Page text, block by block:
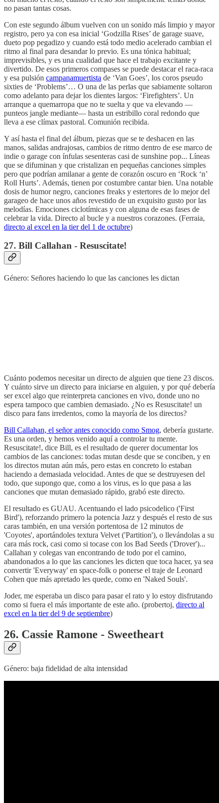
no pasan tantas cosas.
Con este segundo álbum vuelven con un sonido más limpio y mayor
registro, pero ya con esa inicial ‘Godzilla Rises’ de garage suave,
dueto pop pegadizo y cuando está todo medio acelerado cambian el
ritmo al final para desandar lo previo. Es una tónica habitual;
imprevisibles, y es una cualidad que hace el trabajo excitante y
divertido. De esos primeros compases se puede destacar el raca-raca
y esa pulsión campanamuertista de ‘Van Goes’, los coros pseudo
sixties de ‘Problems’… O una de las perlas que sabiamente soltaron
como adelanto para dejar los dientes largos: ‘Firefighters’. Un
arranque a quemarropa que no te suelta y que va elevando —
punteos jangle mediante— hasta un estribillo coral redondo que
lleva a ese clímax pastoral. Comunión recibida.
Y así hasta el final del álbum, piezas que se te deshacen en las
manos, salidas andrajosas, cambios de ritmo dentro de ese marco de
indie o garage con ínfulas sesenteras casi de sunshine pop... Líneas
que se difuminan y que cristalizan en pequeñas canciones simples
pero que podrían amilanar a gente de corazón oscuro en ‘Rock ‘n’
Roll Hurts’. Además, tienen por costumbre cantar bien. Una notable
dosis de humor negro, canciones freaks y estertores de lo mejor del
garageo de hace unos años revestido de un exquisito gusto por las
melodías. Emociones ciclotímicas y con alguna de esas fases de
celebrar la vida. Directo al bucle y a nuestros corazones. (Ferraia,
directo al excel en la tier del 1 de octubre)
27. Bill Callahan - Resuscitate!
Género: Señores haciendo lo que las canciones les dictan
Cuánto podemos necesitar un directo de alguien que tiene 23 discos.
Y cuánto sirve un directo para iniciarse en alguien, y por qué debería
ser excel algo que reinterpreta canciones en vivo, donde uno no
espera tampoco que cambien demasiado. ¿No es Resuscitate! un
disco para fans irredentos, como la mayoría de los directos?
Bill Callahan, el señor antes conocido como Smog, debería gustarte.
Es una orden, y hemos venido aquí a controlar tu mente.
Resuscitate!, dice Bill, es el resultado de querer documentar los
cambios de las canciones: todas mutan desde que se conciben, y en
los directos mutan aún más, pero estas en concreto lo estaban
haciendo a demasiada velocidad. Antes de que se destruyesen del
todo, que supongo que, como a los virus, es lo que pasa a las
canciones que mutan demasiado rápido, grabó este directo.
El resultado es GUAU. Acentuando el lado psicodelico ('First
Bird'), reforzando primero la potencia Jazz y después el resto de sus
caras también, en una versión portentosa de 12 minutos de
'Coyotes', aportándoles textura Velvet ('Partition'), o llevándolas a su
cara más rock, casi como si tocase con los Bad Seeds ('Drover')...
Callahan y colegas van encontrando de todo por el camino,
abandonados a lo que las canciones les dicten que toca hacer, ya sea
convertir 'Everyway' en space-folk o ponerse el traje de Leonard
Cohen que más apretado les quede, como en 'Naked Souls'.
Joder, me esperaba un disco para pasar el rato y lo estoy disfrutando
como si fuera el más importante de este año. (probertoj, directo al
excel en la tier del 9 de septiembre)
26. Cassie Ramone - Sweetheart
Género: baja fidelidad de alta intensidad